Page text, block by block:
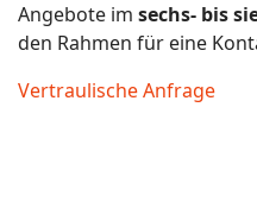
Angebote im sechs- bis
den Rahmen für eine
Vertraulische Anfrage